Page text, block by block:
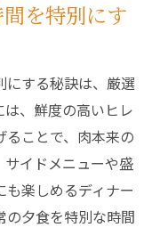
を特別にす
にする秘訣は、厳選
、鮮度の高いヒレ
ことで、肉本来の
サイドメニューや盛
楽しめるディナー
の夕食を特別な時間